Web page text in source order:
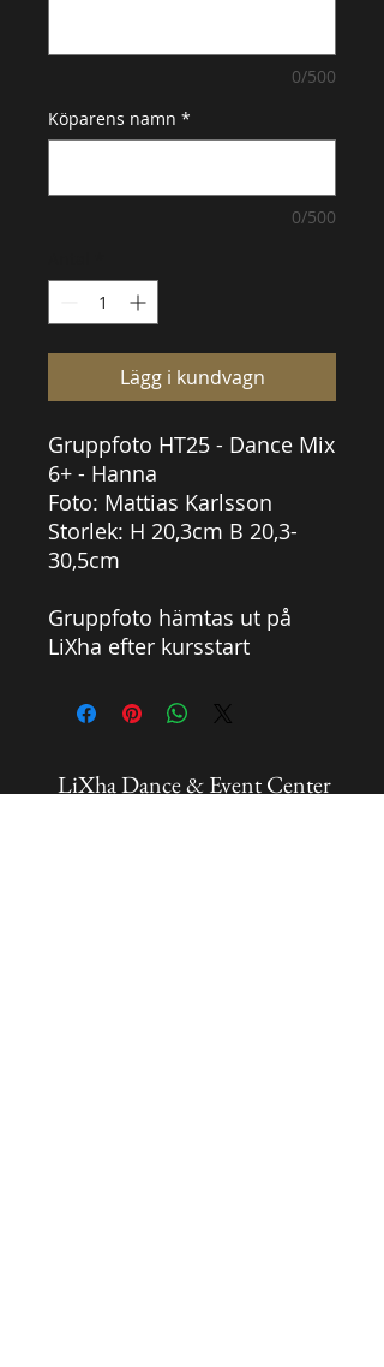
0/500
Köparens namn *
0/500
Lägg i kundvagn
Gruppfoto HT25 - Dance Mix
6+ - Hanna
Foto: Mattias Karlsson
Storlek: H 20,3cm B 20,3-
30,5cm
Gruppfoto hämtas ut på
LiXha efter kursstart
LiXha Dance & Event Center